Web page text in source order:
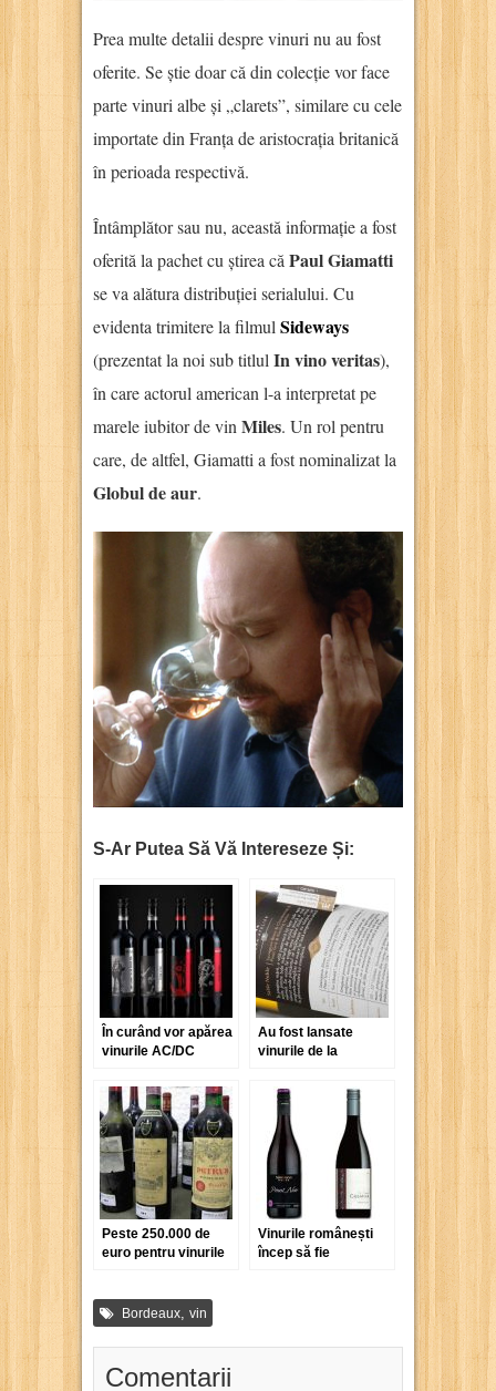
Prea multe detalii despre vinuri nu au fost
oferite. Se știe doar că din colecție vor face
parte vinuri albe și „clarets”, similare cu cele
importate din Franța de aristocrația britanică
în perioada respectivă.
Întâmplător sau nu, această informație a fost
oferită la pachet cu știrea că Paul Giamatti
se va alătura distribuției serialului. Cu
evidenta trimitere la filmul Sideways
(prezentat la noi sub titlul In vino veritas),
în care actorul american l-a interpretat pe
marele iubitor de vin Miles. Un rol pentru
care, de altfel, Giamatti a fost nominalizat la
Globul de aur.
S-Ar Putea Să Vă Intereseze Și:
În curând vor apărea
vinurile AC/DC
Au fost lansate
vinurile de la
Răzvan Macici
Peste 250.000 de
euro pentru vinurile
Vinurile românești
încep să fie
Bordeaux vin
Comentarii